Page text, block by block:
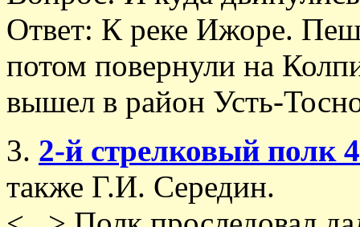
Ответ: К реке Ижоре.
потом повернули на
вышел в район Усть-
3. 2-й стрелковый полк
также Г.И. Середин.